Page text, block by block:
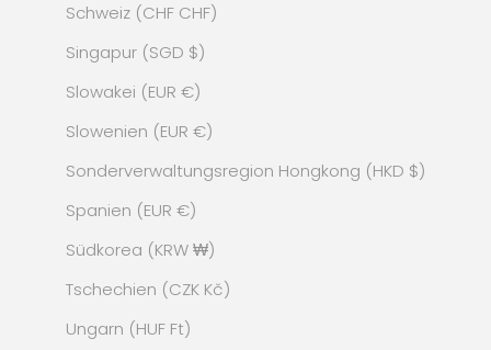
Schweiz (CHF CHF)
Singapur (SGD $)
Slowakei (EUR €)
Slowenien (EUR €)
Sonderverwaltungsregion Hongkong (HKD $)
Spanien (EUR €)
Südkorea (KRW ₩)
Tschechien (CZK Kč)
Ungarn (HUF Ft)